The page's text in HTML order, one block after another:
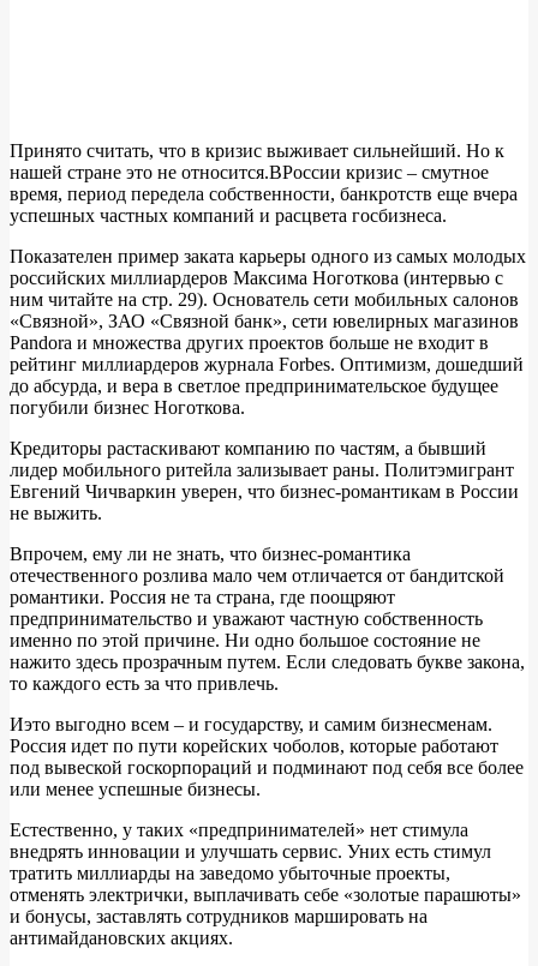
Принято считать, что в кризис выживает сильнейший. Но к
нашей стране это не относится.ВРоссии кризис – смутное
время, период передела собственности, банкротств еще вчера
успешных частных компаний и расцвета госбизнеса.
Показателен пример заката карьеры одного из самых молодых
российских миллиардеров Максима Ноготкова (интервью с
ним читайте на стр. 29). Основатель сети мобильных салонов
«Связной», ЗАО «Связной банк», сети ювелирных магазинов
Pandora и множества других проектов больше не входит в
рейтинг миллиардеров журнала Forbes. Оптимизм, дошедший
до абсурда, и вера в светлое предпринимательское будущее
погубили бизнес Ноготкова.
Кредиторы растаскивают компанию по частям, а бывший
лидер мобильного ритейла зализывает раны. Политэмигрант
Евгений Чичваркин уверен, что бизнес-романтикам в России
не выжить.
Впрочем, ему ли не знать, что бизнес-романтика
отечественного розлива мало чем отличается от бандитской
романтики. Россия не та страна, где поощряют
предпринимательство и уважают частную собственность
именно по этой причине. Ни одно большое состояние не
нажито здесь прозрачным путем. Если следовать букве закона,
то каждого есть за что привлечь.
Иэто выгодно всем – и государству, и самим бизнесменам.
Россия идет по пути корейских чоболов, которые работают
под вывеской госкорпораций и подминают под себя все более
или менее успешные бизнесы.
Естественно, у таких «предпринимателей» нет стимула
внедрять инновации и улучшать сервис. Уних есть стимул
тратить миллиарды на заведомо убыточные проекты,
отменять электрички, выплачивать себе «золотые парашюты»
и бонусы, заставлять сотрудников маршировать на
антимайдановских акциях.